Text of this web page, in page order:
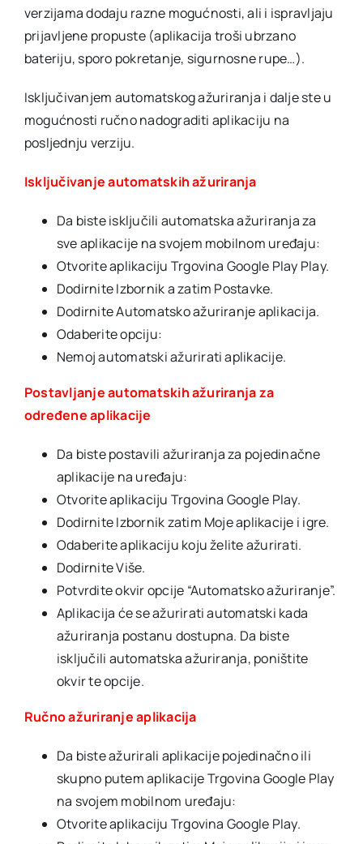
verzijama dodaju razne mogućnosti, ali i ispravljaju
prijavljene propuste (aplikacija troši ubrzano
bateriju, sporo pokretanje, sigurnosne rupe…).
Isključivanjem automatskog ažuriranja i dalje ste u
mogućnosti ručno nadograditi aplikaciju na
posljednju verziju.
Isključivanje automatskih ažuriranja
Da biste isključili automatska ažuriranja za
sve aplikacije na svojem mobilnom uređaju:
Otvorite aplikaciju Trgovina Google Play Play.
Dodirnite Izbornik a zatim Postavke.
Dodirnite Automatsko ažuriranje aplikacija.
Odaberite opciju:
Nemoj automatski ažurirati aplikacije.
Postavljanje automatskih ažuriranja za
određene aplikacije
Da biste postavili ažuriranja za pojedinačne
aplikacije na uređaju:
Otvorite aplikaciju Trgovina Google Play.
Dodirnite Izbornik zatim Moje aplikacije i igre.
Odaberite aplikaciju koju želite ažurirati.
Dodirnite Više.
Potvrdite okvir opcije “Automatsko ažuriranje”.
Aplikacija će se ažurirati automatski kada
ažuriranja postanu dostupna. Da biste
isključili automatska ažuriranja, poništite
okvir te opcije.
Ručno ažuriranje aplikacija
Da biste ažurirali aplikacije pojedinačno ili
skupno putem aplikacije Trgovina Google Play
na svojem mobilnom uređaju:
Otvorite aplikaciju Trgovina Google Play.